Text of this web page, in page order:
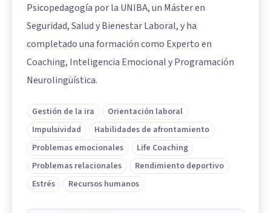
Psicopedagogía por la UNIBA, un Máster en
Seguridad, Salud y Bienestar Laboral, y ha
completado una formación como Experto en
Coaching, Inteligencia Emocional y Programación
Neurolingüística.
Gestión de la ira
Orientación laboral
Impulsividad
Habilidades de afrontamiento
Problemas emocionales
Life Coaching
Problemas relacionales
Rendimiento deportivo
Estrés
Recursos humanos